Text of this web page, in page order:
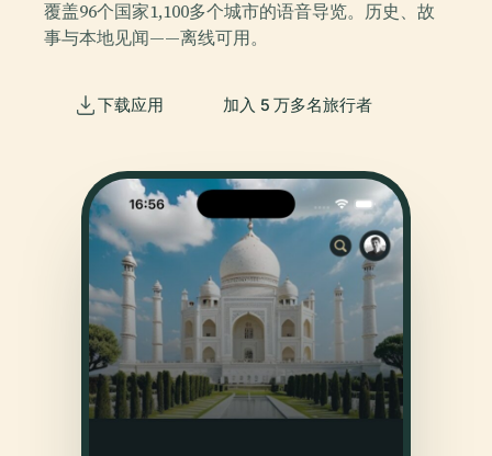
覆盖96个国家1,100多个城市的语音导览。历史、故
事与本地见闻——离线可用。
下载应用 加入 5 万多名旅行者